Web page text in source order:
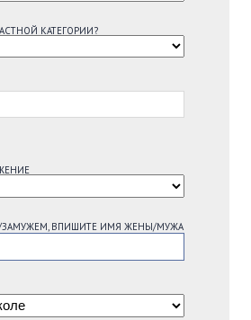
КАТЕГОРИИ?
ВПИШИТЕ ИМЯ ЖЕНЫ/МУЖА